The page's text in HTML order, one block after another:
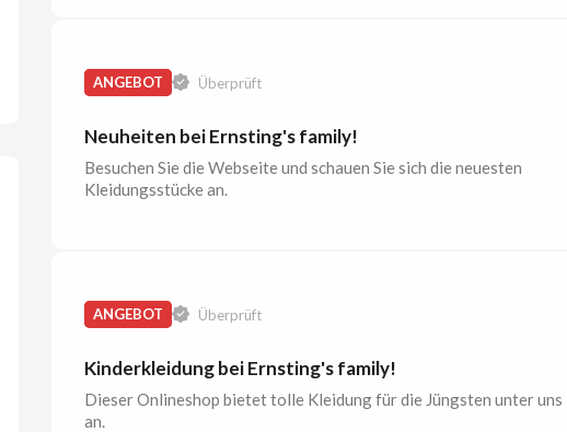
ANGEBOT Überprüft
Neuheiten bei Ernsting's family!
Besuchen Sie die Webseite und schauen Sie sich die neuesten
Kleidungsstücke an.
ANGEBOT Überprüft
Kinderkleidung bei Ernsting's family!
Dieser Onlineshop bietet tolle Kleidung für die Jüngsten unter uns
an.